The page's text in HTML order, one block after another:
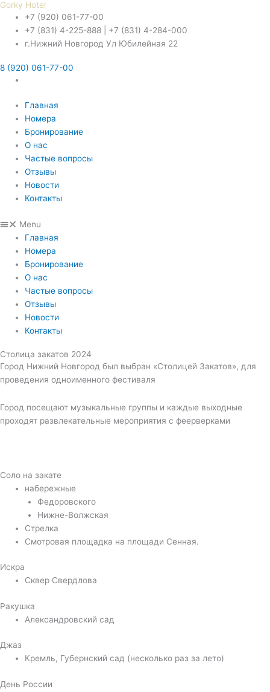
Перейти
содержимому
Gorky Hotel
+7 (920) 061-77-00
+7 (831) 4-225-888 | +7 (831) 4-284-000
г.Нижний Новгород Ул Юбилейная 22
8 (920) 061-77-00
Главная
Номера
Бронирование
О нас
Частые вопросы
Отзывы
Новости
Контакты
Menu
Главная
Номера
Бронирование
О нас
Частые вопросы
Отзывы
Новости
Контакты
Столица закатов 2024
Город Нижний Новгород был выбран «Столицей Закатов», для
проведения одноименного фестиваля
Город посещают музыкальные группы и каждые выходные
проходят развлекательные мероприятия с феерверками
Соло на закате
набережные
Федоровского
Нижне-Волжская
Стрелка
Смотровая площадка на площади Сенная.
Искра
Сквер Свердлова
Ракушка
Александровский сад
Джаз
Кремль, Губернский сад (несколько раз за лето)
День России